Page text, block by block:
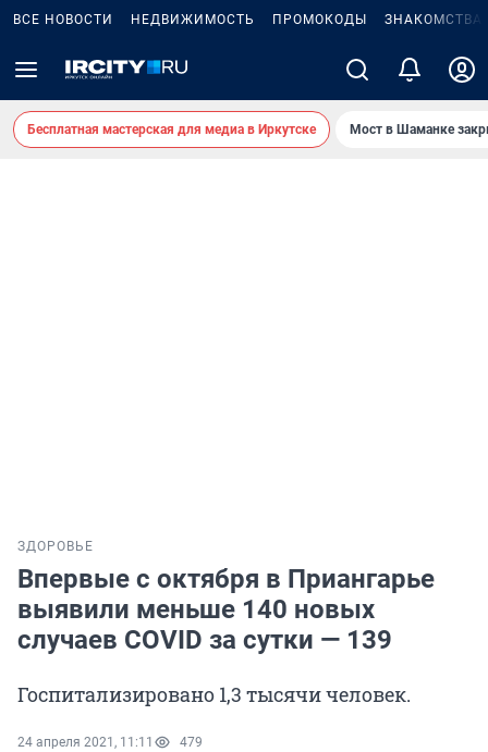
ВСЕ НОВОСТИ НЕДВИЖИМОСТЬ ПРОМОКОДЫ ЗНАКОМСТВА
Бесплатная мастерская для медиа в Иркутске Мост в Шаманке
ЗДОРОВЬЕ
Впервые с октября в Приангарье
выявили меньше 140 новых
случаев COVID за сутки — 139
Госпитализировано 1,3 тысячи человек.
24 апреля 2021, 11:11 479